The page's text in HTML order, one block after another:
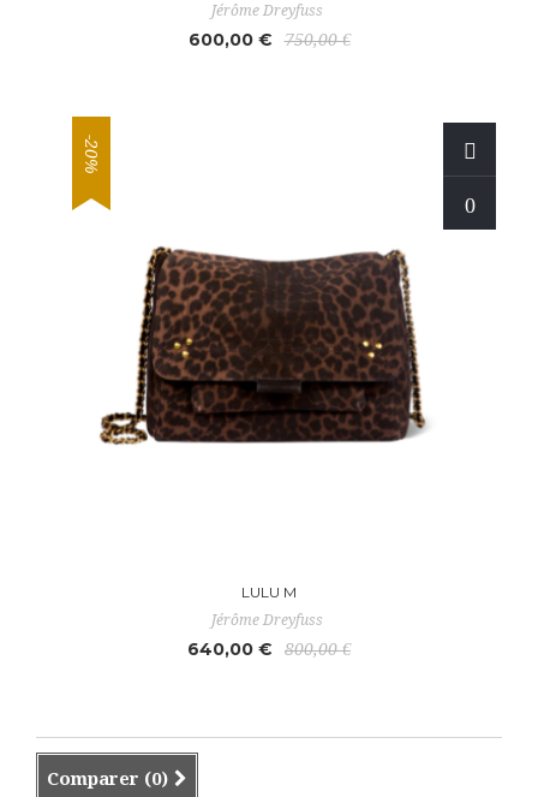
Jérôme Dreyfuss
600,00 € 750,00 €
-20%
LULU M
Jérôme Dreyfuss
640,00 € 800,00 €
Comparer (0)